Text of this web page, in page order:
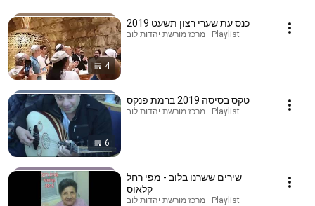
4
כנס עת שערי רצון תשעט 2019
מרכז מורשת יהדות לוב · Playlist
6
טקס בסיסה 2019 ברמת פנקס
מרכז מורשת יהדות לוב · Playlist
שירים ששרנו בלוב - מפי רחל
קלאוס
מרכז מורשת יהדות לוב · Playlist